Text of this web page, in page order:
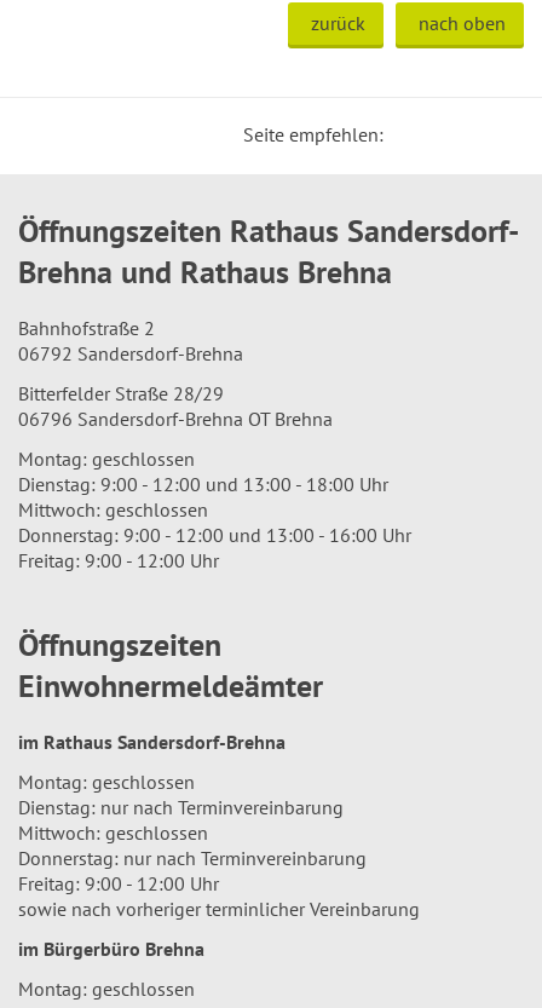
zurück nach oben
Seite empfehlen:
Öffnungszeiten Rathaus Sandersdorf-
Brehna und Rathaus Brehna
Bahnhofstraße 2
06792 Sandersdorf-Brehna
Bitterfelder Straße 28/29
06796 Sandersdorf-Brehna OT Brehna
Montag: geschlossen
Dienstag: 9:00 - 12:00 und 13:00 - 18:00 Uhr
Mittwoch: geschlossen
Donnerstag: 9:00 - 12:00 und 13:00 - 16:00 Uhr
Freitag: 9:00 - 12:00 Uhr
Öffnungszeiten
Einwohnermeldeämter
im Rathaus Sandersdorf-Brehna
Montag: geschlossen
Dienstag: nur nach Terminvereinbarung
Mittwoch: geschlossen
Donnerstag: nur nach Terminvereinbarung
Freitag: 9:00 - 12:00 Uhr
sowie nach vorheriger terminlicher Vereinbarung
im Bürgerbüro Brehna
Montag: geschlossen